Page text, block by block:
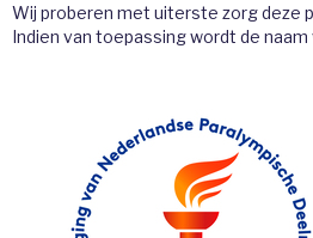
Wij proberen met uiterste zorg deze
Indien van toepassing wordt de